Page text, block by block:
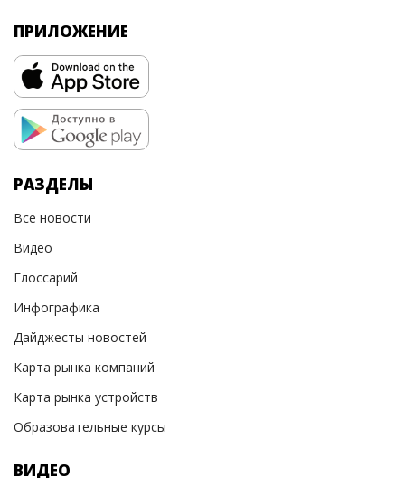
ПРИЛОЖЕНИЕ
РАЗДЕЛЫ
Все новости
Видео
Глоссарий
Инфографика
Дайджесты новостей
Карта рынка компаний
Карта рынка устройств
Образовательные курсы
ВИДЕО